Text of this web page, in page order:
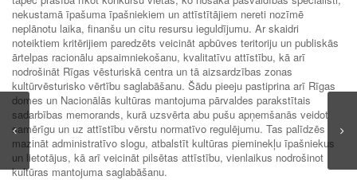
nekustamā īpašuma īpašniekiem un attīstītājiem nereti nozīmē
neplānotu laika, finanšu un citu resursu ieguldījumu. Ar skaidri
noteiktiem kritērijiem paredzēts veicināt apbūves teritoriju un publiskās
ārtelpas racionālu apsaimniekošanu, kvalitatīvu attīstību, kā arī
nodrošināt Rīgas vēsturiskā centra un tā aizsardzības zonas
kultūrvēsturisko vērtību saglabāšanu. Šādu pieeju pastiprina arī Rīgas
domes un Nacionālās kultūras mantojuma pārvaldes parakstītais
sadarbības memorands, kurā uzsvērta abu pušu apņemšanās veidot
samērīgu un uz attīstību vērstu normatīvo regulējumu. Tas palīdzēs
mazināt administratīvo slogu, atbalstīt kultūras pieminekļu īpašniekus
un lietotājus, kā arī veicināt pilsētas attīstību, vienlaikus nodrošinot
kultūras mantojuma saglabāšanu.